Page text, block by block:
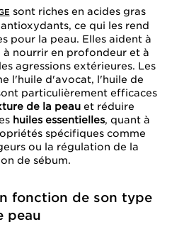
sont riches en acides gras
ce qui les rend
pour la peau. Elles aident à
à nourrir en profondeur et à
agressions extérieures. Les
l'huile d'avocat, l'huile de
particulièrement efficaces
de la peau et réduire
huiles essentielles, quant à
spécifiques comme
ou la régulation de la
de sébum.
fonction de son type
peau